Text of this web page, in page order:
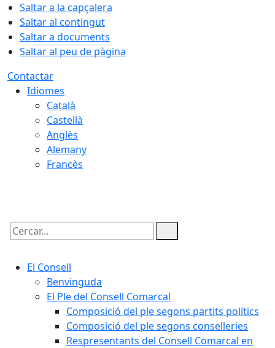
Saltar a la capçalera
Saltar al contingut
Saltar a documents
Saltar al peu de pàgina
Contactar
Idiomes
Català
Castellà
Anglès
Alemany
Francès
Cercar:
El Consell
Benvinguda
El Ple del Consell Comarcal
Composició del ple segons partits polítics
Composició del ple segons conselleries
Respresentants del Consell Comarcal en